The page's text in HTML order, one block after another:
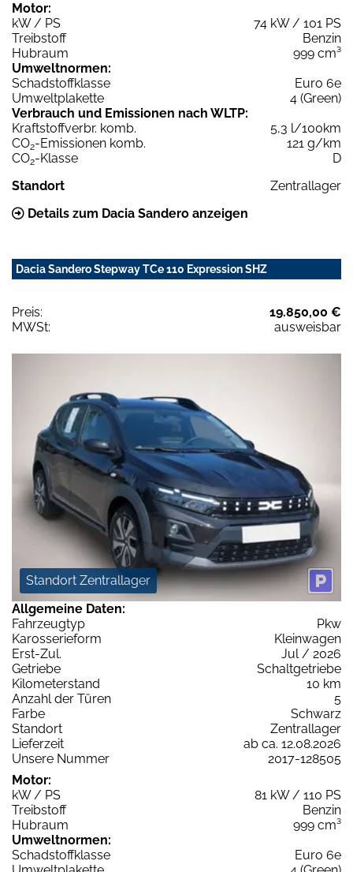
Motor:
kW / PS
74 kW / 101 PS
Treibstoff
Benzin
Hubraum
999 cm³
Umweltnormen:
Schadstoffklasse
Euro 6e
Umweltplakette
4 (Green)
Verbrauch und Emissionen nach WLTP:
Kraftstoffverbr. komb.
5,3 l/100km
CO2-Emissionen komb.
121 g/km
CO2-Klasse
D
Standort
Zentrallager
Details zum Dacia Sandero anzeigen
Dacia Sandero Stepway TCe 110 Expression SHZ
Preis:
19.850,00 €
MWSt:
ausweisbar
Standort Zentrallager
Allgemeine Daten:
Fahrzeugtyp
Pkw
Karosserieform
Kleinwagen
Erst-Zul.
Jul / 2026
Getriebe
Schaltgetriebe
Kilometerstand
10 km
Anzahl der Türen
5
Farbe
Schwarz
Standort
Zentrallager
Lieferzeit
ab ca. 12.08.2026
Unsere Nummer
2017-128505
Motor:
kW / PS
81 kW / 110 PS
Treibstoff
Benzin
Hubraum
999 cm³
Umweltnormen:
Schadstoffklasse
Euro 6e